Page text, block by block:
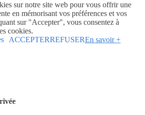
sur notre site web pour vous offrir une
en mémorisant vos préférences et vos
sur "Accepter", vous consentez à
cookies.
ACCEPTERREFUSEREn savoir +